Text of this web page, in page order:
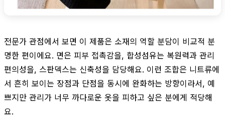
전문가 관점에서 보면 이 제품은 소재의 역할 분담이 비교적 분
명한 편이에요. 면은 피부 접촉감을, 합성섬유는 복원력과 관리
편의성을, 스판덱스는 신축성을 담당해요. 이런 조합은 니트류에
서 흔히 보이는 장점과 단점을 동시에 완화하는 방향이라서, 예
쁘지만 관리가 너무 까다로운 옷을 피하고 싶은 분에게 적당해
요.